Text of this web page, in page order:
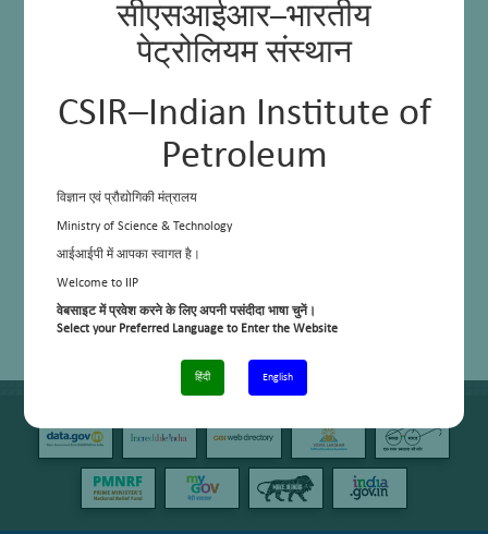
सीएसआईआर–भारतीय
पेट्रोलियम संस्थान
CSIR–Indian Institute of
Petroleum
विज्ञान एवं प्रौद्योगिकी मंत्रालय
Ministry of Science & Technology
आईआईपी में आपका स्वागत है।
Welcome to IIP
वेबसाइट में प्रवेश करने के लिए अपनी पसंदीदा भाषा चुनें।
Select your Preferred Language to Enter the Website
हिंदी English